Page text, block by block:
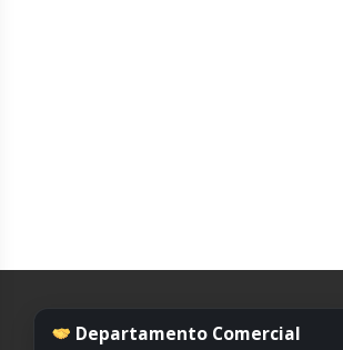
Departamento Comercial